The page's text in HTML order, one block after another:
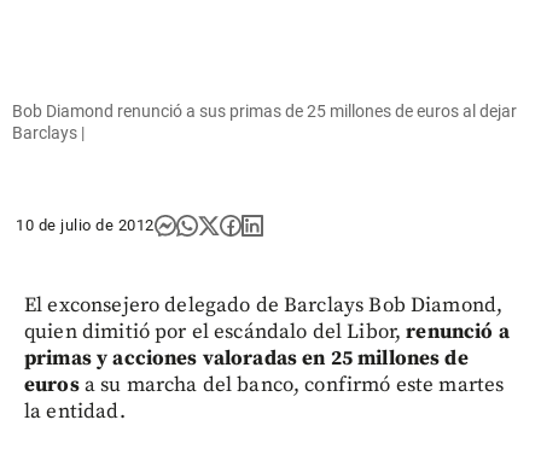
Bob Diamond renunció a sus primas de 25 millones de euros al dejar
Barclays |
10 de julio de 2012
El exconsejero delegado de Barclays Bob Diamond,
quien dimitió por el escándalo del Libor,renunció a
primas y acciones valoradas en 25 millones de
eurosa su marcha del banco, confirmó este martes
la entidad.